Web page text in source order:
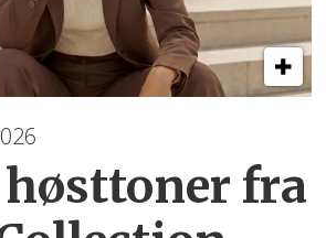
fra